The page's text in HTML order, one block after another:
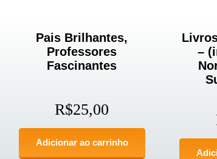
Pais Brilhantes,
Professores
Fascinantes
R$25,00
Adicionar ao carrinho
–